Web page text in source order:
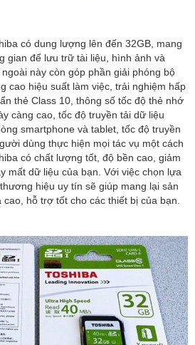
có dung lượng lên đến 32GB, mang
gian để lưu trữ tài liệu, hình ảnh và
này còn góp phần giải phóng bộ
cao hiệu suất làm việc, trải nghiệm hấp
thẻ Class 10, thông số tốc độ thẻ nhớ
càng cao, tốc độ truyền tải dữ liệu
smartphone và tablet, tốc độ truyền
dùng thực hiện mọi tác vụ một cách
có chất lượng tốt, độ bền cao, giảm
mất dữ liệu của bạn. Với việc chọn lựa
hiệu uy tín sẽ giúp mang lại sản
hỗ trợ tốt cho các thiết bị của bạn.